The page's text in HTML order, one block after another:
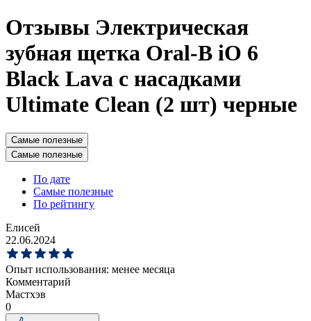
Отзывы Электрическая
зубная щетка Oral-B iO 6
Black Lava c насадками
Ultimate Clean (2 шт) черные
Самые полезные
Самые полезные
По дате
Самые полезные
По рейтингу
Елисей
22.06.2024
Опыт использования: менее месяца
Комментарий
Мастхэв
0